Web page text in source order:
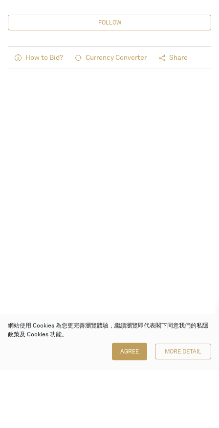
FOLLOW
How to Bid? Currency Converter Share
網站使用 Cookies 為您更完善瀏覽體驗，繼續瀏覽即代表閣下同意我們的私隱
政策及 Cookies 功能。
AGREE MORE DETAIL